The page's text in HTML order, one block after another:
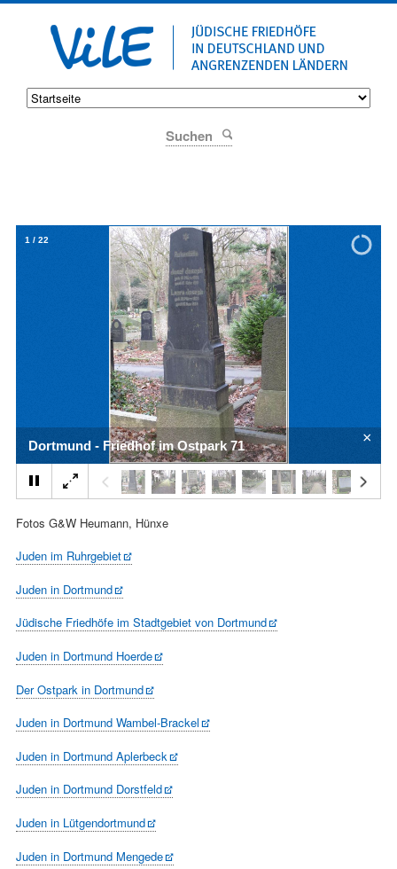
Dortmund - Friedhof im Ostpark 71 ×
1 / 22
Fotos G&W Heumann, Hünxe
Juden im Ruhrgebiet
Juden in Dortmund
Jüdische Friedhöfe im Stadtgebiet von Dortmund
Juden in Dortmund Hoerde
Der Ostpark in Dortmund
Juden in Dortmund Wambel-Brackel
Juden in Dortmund Aplerbeck
Juden in Dortmund Dorstfeld
Juden in Lütgendortmund
Juden in Dortmund Mengede